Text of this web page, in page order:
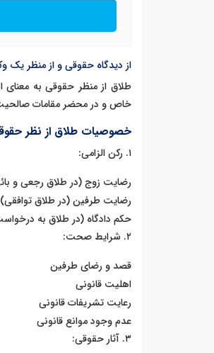
از دیدگاه حقوقی و از منظر یک
طلاق از منظر حقوقی به
خاص و در محضر مقامات
خصوصیات طلاق از نظر
١. رکن الزامی:
رضایت زوج (در طلاق رجعی و
رضایت طرفین (در طلاق توافقی)
حکم دادگاه (در طلاق به
٢. شرایط صحت:
قصد و رضای طرفین
اهلیت قانونی
رعایت تشریفات قانونی
عدم وجود موانع قانونی
٣. آثار حقوقی: